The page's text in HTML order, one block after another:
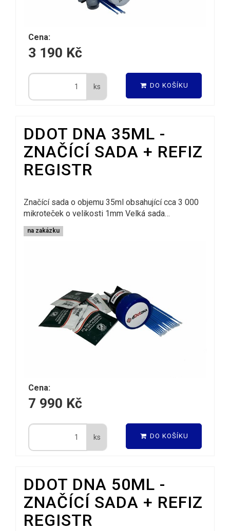
Cena:
3 190 Kč
ks DO KOŠÍKU
DDOT DNA 35ML -
ZNAČÍCÍ SADA + REFIZ
REGISTR
Značící sada o objemu 35ml obsahující cca 3 000
mikroteček o velikosti 1mm Velká sada…
na zakázku
Cena:
7 990 Kč
ks DO KOŠÍKU
DDOT DNA 50ML -
ZNAČÍCÍ SADA + REFIZ
REGISTR